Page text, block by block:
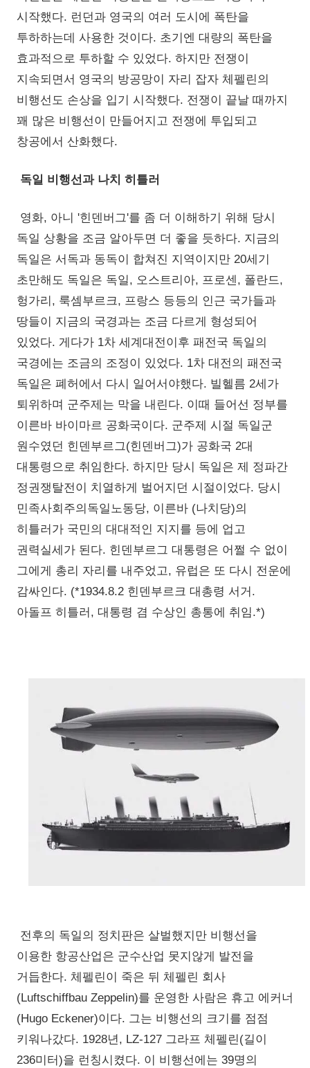
시작했다. 런던과 영국의 여러 도시에 폭탄을
투하하는데 사용한 것이다. 초기엔 대량의 폭탄을
효과적으로 투하할 수 있었다. 하지만 전쟁이
지속되면서 영국의 방공망이 자리 잡자 체펠린의
비행선도 손상을 입기 시작했다. 전쟁이 끝날 때까지
꽤 많은 비행선이 만들어지고 전쟁에 투입되고
창공에서 산화했다.
독일 비행선과 나치 히틀러
영화, 아니 '힌덴버그'를 좀 더 이해하기 위해 당시
독일 상황을 조금 알아두면 더 좋을 듯하다. 지금의
독일은 서독과 동독이 합쳐진 지역이지만 20세기
초만해도 독일은 독일, 오스트리아, 프로센, 폴란드,
헝가리, 룩셈부르크, 프랑스 등등의 인근 국가들과
땅들이 지금의 국경과는 조금 다르게 형성되어
있었다. 게다가 1차 세계대전이후 패전국 독일의
국경에는 조금의 조정이 있었다. 1차 대전의 패전국
독일은 폐허에서 다시 일어서야했다. 빌헬름 2세가
퇴위하며 군주제는 막을 내린다. 이때 들어선 정부를
이른바 바이마르 공화국이다. 군주제 시절 독일군
원수였던 힌덴부르그(힌덴버그)가 공화국 2대
대통령으로 취임한다. 하지만 당시 독일은 제 정파간
정권쟁탈전이 치열하게 벌어지던 시절이었다. 당시
민족사회주의독일노동당, 이른바 (나치당)의
히틀러가 국민의 대대적인 지지를 등에 업고
권력실세가 된다. 힌덴부르그 대통령은 어쩔 수 없이
그에게 총리 자리를 내주었고, 유럽은 또 다시 전운에
감싸인다. (*1934.8.2 힌덴부르크 대총령 서거.
아돌프 히틀러, 대통령 겸 수상인 총통에 취임.*)
전후의 독일의 정치판은 살벌했지만 비행선을
이용한 항공산업은 군수산업 못지않게 발전을
거듭한다. 체펠린이 죽은 뒤 체펠린 회사
(Luftschiffbau Zeppelin)를 운영한 사람은 휴고 에커너
(Hugo Eckener)이다. 그는 비행선의 크기를 점점
키워나갔다. 1928년, LZ-127 그라프 체펠린(길이
236미터)을 런칭시켰다. 이 비행선에는 39명의